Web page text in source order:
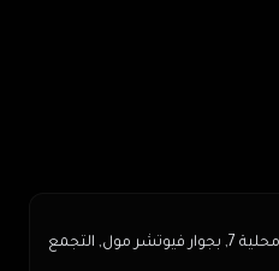
عمارة 250, شارع الشباب, محلية 7, بجوار فيوتشر مول, التجمع